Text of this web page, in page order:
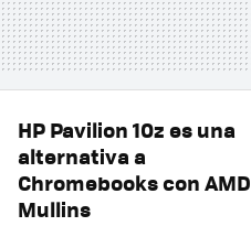
HP Pavilion 10z es una
alternativa a
Chromebooks con AMD
Mullins